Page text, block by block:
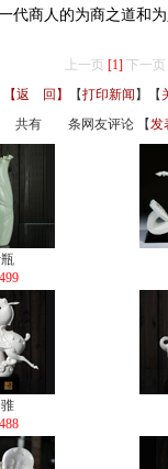
代商人的为商之道和
上一页 [1] 下一页
【返 回】
【打印新闻 】【
共有
条网友评论 【发